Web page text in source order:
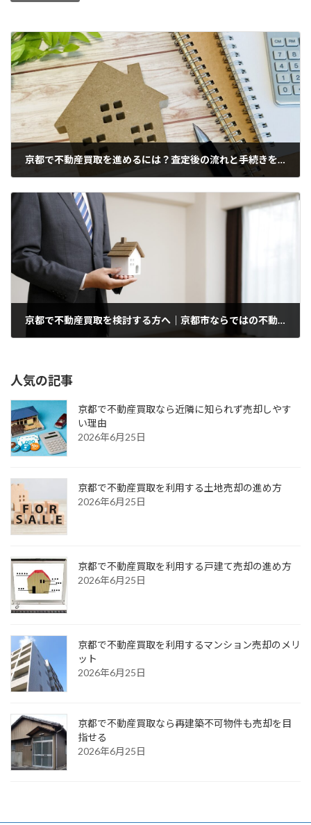
京都で不動産買取を進めるには？査定後の流れと手続きを解説
京都で不動産買取を検討する方へ｜京都市ならではの不動産市場の特徴を解説
人気の記事
京都で不動産買取なら近隣に知られず売却しやす
い理由
2026年6月25日
京都で不動産買取を利用する土地売却の進め方
2026年6月25日
京都で不動産買取を利用する戸建て売却の進め方
2026年6月25日
京都で不動産買取を利用するマンション売却のメリ
ット
2026年6月25日
京都で不動産買取なら再建築不可物件も売却を目
指せる
2026年6月25日